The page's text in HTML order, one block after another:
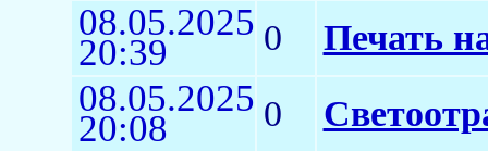
08.05.2025
20:39 0 Печать
08.05.2025
20:08 0